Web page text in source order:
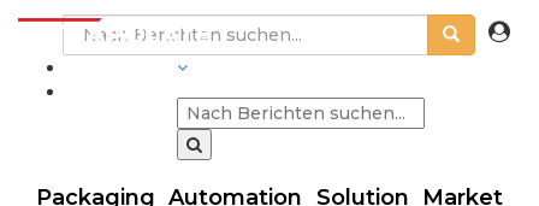
Packaging Automation Solution Market